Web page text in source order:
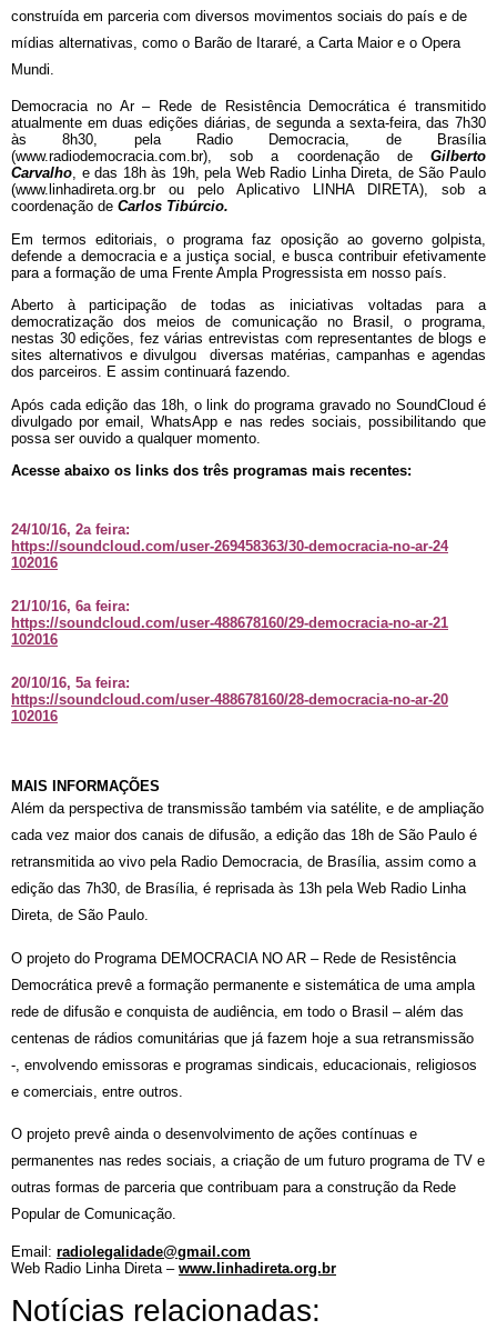
construída em parceria com diversos movimentos sociais do país e de
mídias alternativas, como o Barão de Itararé, a Carta Maior e o Opera
Mundi.
Democracia no Ar – Rede de Resistência Democrática é transmitido
atualmente em duas edições diárias, de segunda a sexta-feira, das 7h30
às 8h30, pela Radio Democracia, de Brasília
(www.radiodemocracia.com.br), sob a coordenação de Gilberto
Carvalho, e das 18h às 19h, pela Web Radio Linha Direta, de São Paulo
(www.linhadireta.org.br ou pelo Aplicativo LINHA DIRETA), sob a
coordenação de Carlos Tibúrcio.
Em termos editoriais, o programa faz oposição ao governo golpista,
defende a democracia e a justiça social, e busca contribuir efetivamente
para a formação de uma Frente Ampla Progressista em nosso país.
Aberto à participação de todas as iniciativas voltadas para a
democratização dos meios de comunicação no Brasil, o programa,
nestas 30 edições, fez várias entrevistas com representantes de blogs e
sites alternativos e divulgou  diversas matérias, campanhas e agendas
dos parceiros. E assim continuará fazendo.
Após cada edição das 18h, o link do programa gravado no SoundCloud é
divulgado por email, WhatsApp e nas redes sociais, possibilitando que
possa ser ouvido a qualquer momento.
Acesse abaixo os links dos três programas mais recentes:
24/10/16, 2a feira:
https://soundcloud.com/user-269458363/30-democracia-no-ar-24
102016
21/10/16, 6a feira:
https://soundcloud.com/user-488678160/29-democracia-no-ar-21
102016
20/10/16, 5a feira:
https://soundcloud.com/user-488678160/28-democracia-no-ar-20
102016
MAIS INFORMAÇÕES
Além da perspectiva de transmissão também via satélite, e de ampliação
cada vez maior dos canais de difusão, a edição das 18h de São Paulo é
retransmitida ao vivo pela Radio Democracia, de Brasília, assim como a
edição das 7h30, de Brasília, é reprisada às 13h pela Web Radio Linha
Direta, de São Paulo.
O projeto do Programa DEMOCRACIA NO AR – Rede de Resistência
Democrática prevê a formação permanente e sistemática de uma ampla
rede de difusão e conquista de audiência, em todo o Brasil – além das
centenas de rádios comunitárias que já fazem hoje a sua retransmissão
-, envolvendo emissoras e programas sindicais, educacionais, religiosos
e comerciais, entre outros.
O projeto prevê ainda o desenvolvimento de ações contínuas e
permanentes nas redes sociais, a criação de um futuro programa de TV e
outras formas de parceria que contribuam para a construção da Rede
Popular de Comunicação.
Email: radiolegalidade@gmail.com
Web Radio Linha Direta – www.linhadireta.org.br
Notícias relacionadas: